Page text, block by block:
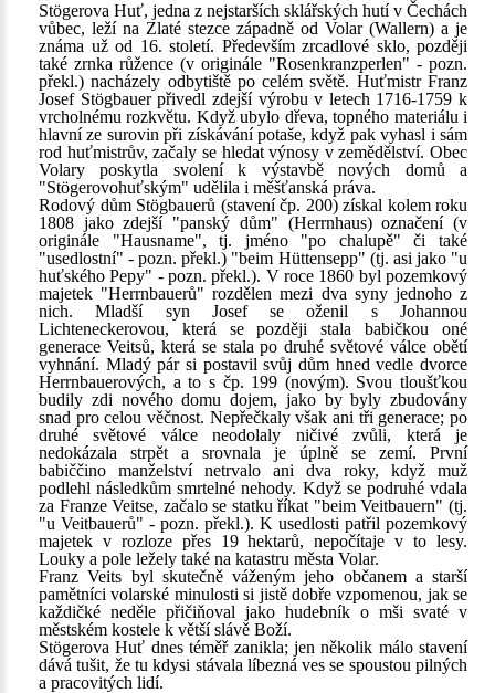
Stögerova Huť, jedna z nejstarších sklářských hutí v Čechách
vůbec, leží na Zlaté stezce západně od Volar (Wallern) a je
známa už od 16. století. Především zrcadlové sklo, později
také zrnka růžence (v originále "Rosenkranzperlen" - pozn.
překl.) nacházely odbytiště po celém světě. Huťmistr Franz
Josef Stögbauer přivedl zdejší výrobu v letech 1716-1759 k
vrcholnému rozkvětu. Když ubylo dřeva, topného materiálu i
hlavní ze surovin při získávání potaše, když pak vyhasl i sám
rod huťmistrův, začaly se hledat výnosy v zemědělství. Obec
Volary poskytla svolení k výstavbě nových domů a
"Stögerovohuťským" udělila i měšťanská práva.
Rodový dům Stögbauerů (stavení čp. 200) získal kolem roku
1808 jako zdejší "panský dům" (Herrnhaus) označení (v
originále "Hausname", tj. jméno "po chalupě" či také
"usedlostní" - pozn. překl.) "beim Hüttensepp" (tj. asi jako "u
huťského Pepy" - pozn. překl.). V roce 1860 byl pozemkový
majetek "Herrnbauerů" rozdělen mezi dva syny jednoho z
nich. Mladší syn Josef se oženil s Johannou
Lichteneckerovou, která se později stala babičkou oné
generace Veitsů, která se stala po druhé světové válce obětí
vyhnání. Mladý pár si postavil svůj dům hned vedle dvorce
Herrnbauerových, a to s čp. 199 (novým). Svou tloušťkou
budily zdi nového domu dojem, jako by byly zbudovány
snad pro celou věčnost. Nepřečkaly však ani tři generace; po
druhé světové válce neodolaly ničivé zvůli, která je
nedokázala strpět a srovnala je úplně se zemí. První
babiččino manželství netrvalo ani dva roky, když muž
podlehl následkům smrtelné nehody. Když se podruhé vdala
za Franze Veitse, začalo se statku říkat "beim Veitbauern" (tj.
"u Veitbauerů" - pozn. překl.). K usedlosti patřil pozemkový
majetek v rozloze přes 19 hektarů, nepočítaje v to lesy.
Louky a pole ležely také na katastru města Volar.
Franz Veits byl skutečně váženým jeho občanem a starší
pamětníci volarské minulosti si jistě dobře vzpomenou, jak se
každičké neděle přičiňoval jako hudebník o mši svaté v
městském kostele k větší slávě Boží.
Stögerova Huť dnes téměř zanikla; jen několik málo stavení
dává tušit, že tu kdysi stávala líbezná ves se spoustou pilných
a pracovitých lidí.